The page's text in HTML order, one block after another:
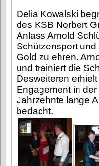
Delia Kowalski
des KSB Norbert
Anlass Arnold
Schützensport
Gold zu ehren.
und trainiert die
Desweiteren
Engagement in
Jahrzehnte lange
bedacht.